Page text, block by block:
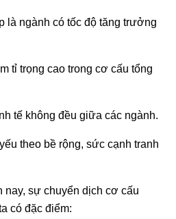
là ngành có tốc độ tăng trưởng
tỉ trọng cao trong cơ cấu tổng
tế không đều giữa các ngành.
theo bề rộng, sức cạnh tranh
nay, sự chuyển dịch cơ cấu
có đặc điểm: